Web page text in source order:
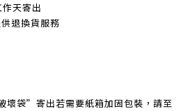
天寄出
供退換貨服務
壞袋”寄出若需要紙箱加固包裝，請至